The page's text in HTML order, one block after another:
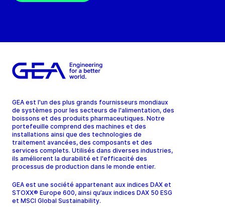
GEA est l'un des plus grands fournisseurs mondiaux
de systèmes pour les secteurs de l'alimentation, des
boissons et des produits pharmaceutiques. Notre
portefeuille comprend des machines et des
installations ainsi que des technologies de
traitement avancées, des composants et des
services complets. Utilisés dans diverses industries,
ils améliorent la durabilité et l'efficacité des
processus de production dans le monde entier.
GEA est une société appartenant aux indices DAX et
STOXX® Europe 600, ainsi qu’aux indices DAX 50 ESG
et MSCI Global Sustainability.